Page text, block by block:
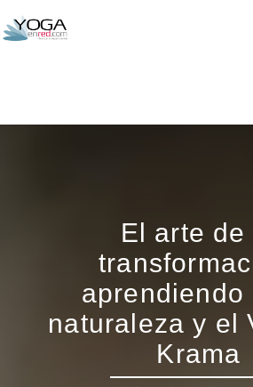
El arte de
aprendiendo
naturaleza y el
Krama